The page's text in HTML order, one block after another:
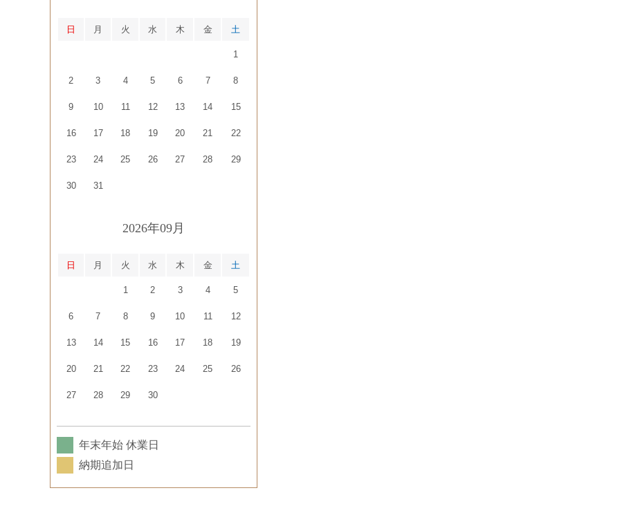
日 月 火 水 木 金 土
1
2 3 4 5 6 7 8
9 10 11 12 13 14 15
16 17 18 19 20 21 22
23 24 25 26 27 28 29
30 31
2026年09月
日 月 火 水 木 金 土
1 2 3 4 5
6 7 8 9 10 11 12
13 14 15 16 17 18 19
20 21 22 23 24 25 26
27 28 29 30
年末年始 休業日
納期追加日